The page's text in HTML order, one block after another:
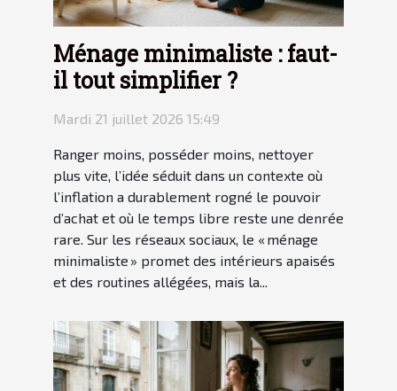
Ménage minimaliste : faut-
il tout simplifier ?
Mardi 21 juillet 2026 15:49
Ranger moins, posséder moins, nettoyer
plus vite, l’idée séduit dans un contexte où
l’inflation a durablement rogné le pouvoir
d’achat et où le temps libre reste une denrée
rare. Sur les réseaux sociaux, le « ménage
minimaliste » promet des intérieurs apaisés
et des routines allégées, mais la...